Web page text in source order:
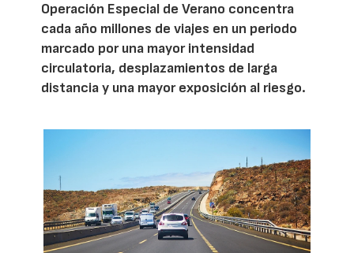
Operación Especial de Verano concentra
cada año millones de viajes en un periodo
marcado por una mayor intensidad
circulatoria, desplazamientos de larga
distancia y una mayor exposición al riesgo.